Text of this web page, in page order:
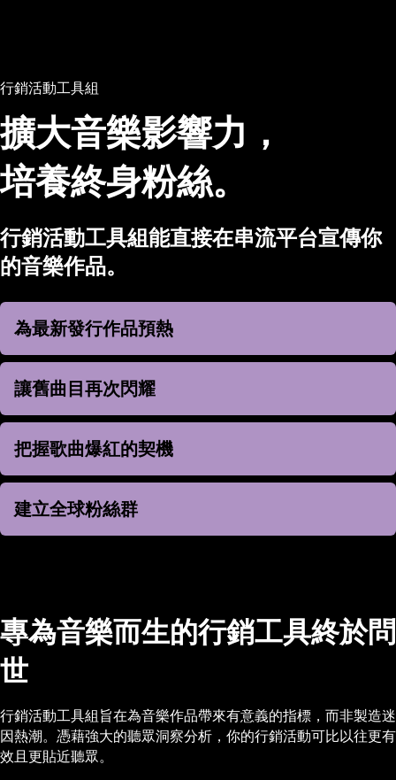
行銷活動工具組
擴大音樂影響力，
培養終身粉絲。
行銷活動工具組能直接在串流平台宣傳你
的音樂作品。
為最新發行作品預熱
為最新發行作品預熱
讓舊曲目再次閃耀
讓舊曲目再次閃耀
把握歌曲爆紅的契機
把握歌曲爆紅的契機
建立全球粉絲群
建立全球粉絲群
專為音樂而生的行銷工具終於問
世
行銷活動工具組旨在為音樂作品帶來有意義的指標，而非製造迷
因熱潮。憑藉強大的聽眾洞察分析，你的行銷活動可比以往更有
效且更貼近聽眾。